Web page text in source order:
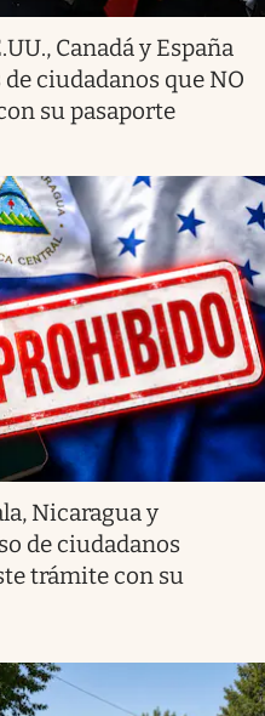
Canadá y España
ciudadanos que NO
su pasaporte
Nicaragua y
de ciudadanos
trámite con su